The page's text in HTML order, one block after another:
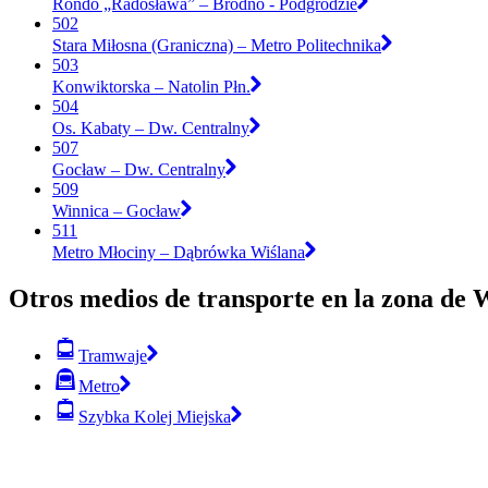
Rondo „Radosława” – Bródno - Podgrodzie
502
Stara Miłosna (Graniczna) – Metro Politechnika
503
Konwiktorska – Natolin Płn.
504
Os. Kabaty – Dw. Centralny
507
Gocław – Dw. Centralny
509
Winnica – Gocław
511
Metro Młociny – Dąbrówka Wiślana
Otros medios de transporte en la zona de
Tramwaje
Metro
Szybka Kolej Miejska